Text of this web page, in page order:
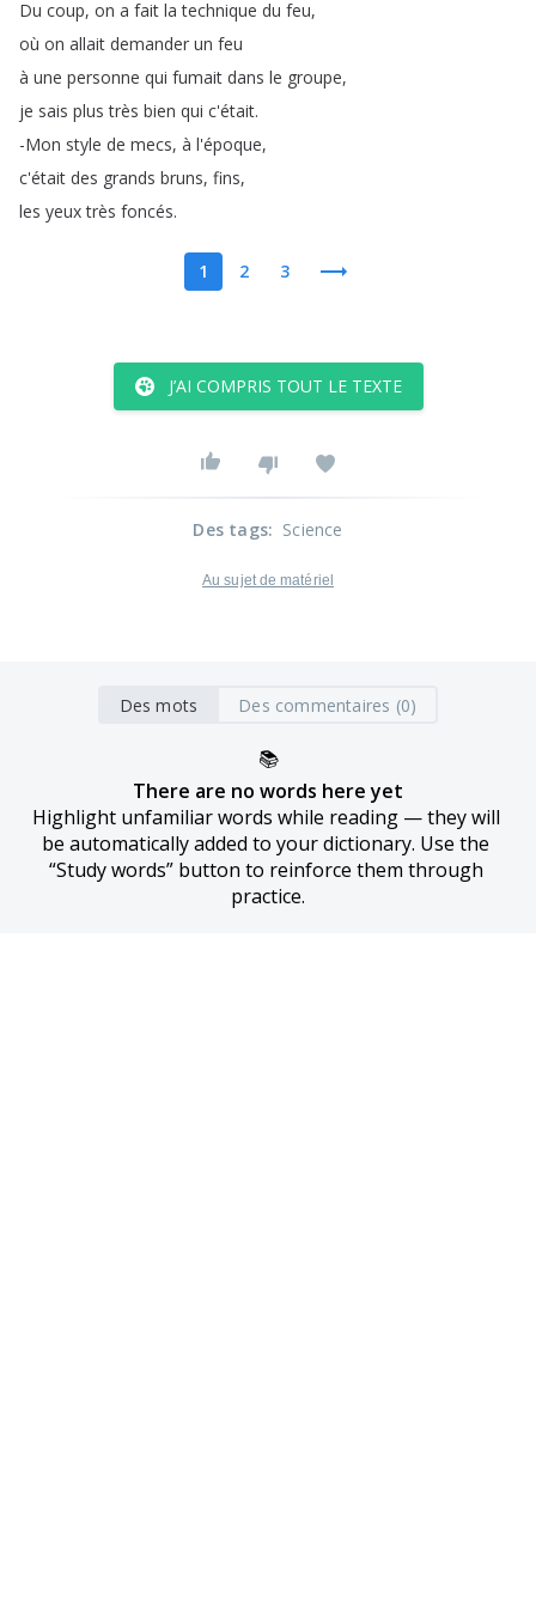
Du coup, on a fait la technique du feu,
où on allait demander un feu
à une personne qui fumait dans le groupe,
je sais plus très bien qui c'était.
-Mon style de mecs, à l'époque,
c'était des grands bruns, fins,
les yeux très foncés.
1 2 3
J’AI COMPRIS TOUT LE TEXTE
Des tags: Science
Au sujet de matériel
Des mots Des commentaires (0)
📚
There are no words here yet
Highlight unfamiliar words while reading — they will
be automatically added to your dictionary. Use the
“Study words” button to reinforce them through
practice.